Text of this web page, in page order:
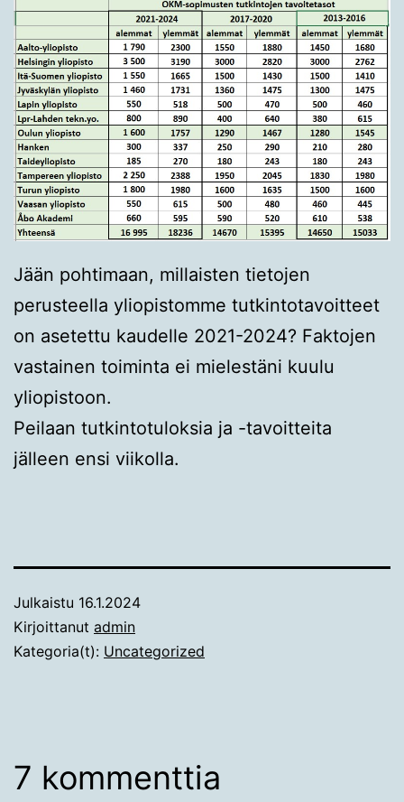
Jään pohtimaan, millaisten tietojen
perusteella yliopistomme tutkintotavoitteet
on asetettu kaudelle 2021-2024? Faktojen
vastainen toiminta ei mielestäni kuulu
yliopistoon.
Peilaan tutkintotuloksia ja -tavoitteita
jälleen ensi viikolla.
Julkaistu 16.1.2024
Kirjoittanut admin
Kategoria(t): Uncategorized
7 kommenttia